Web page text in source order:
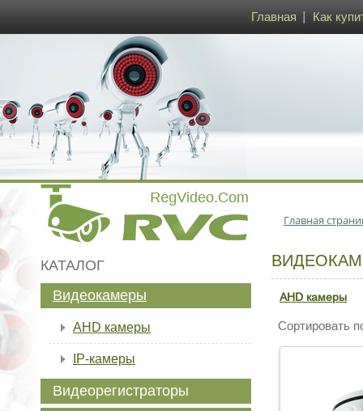
Главная Как
Главная
AHD камеры
Сортировать
КАТАЛОГ
Видеокамеры
AHD камеры
IP-камеры
Видеорегистраторы